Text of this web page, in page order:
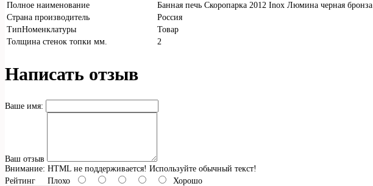
Полное наименование
Банная печь Скоропарка 2012 Inox Люмина черная бронза
Страна производитель
Россия
ТипНоменклатуры
Товар
Толщина стенок топки мм.
2
Написать отзыв
Ваше имя:
Ваш отзыв
Внимание: HTML не поддерживается! Используйте обычный текст!
Рейтинг Плохо
Хорошо